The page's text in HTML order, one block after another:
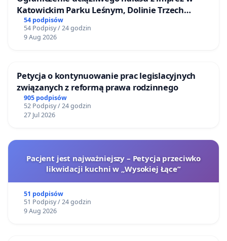
Katowickim Parku Leśnym, Dolinie Trzech
Stawów i na Lotnisku Muchowiec
54 podpisów
54 Podpisy / 24 godzin
9 Aug 2026
Petycja o kontynuowanie prac legislacyjnych
związanych z reformą prawa rodzinnego
905 podpisów
52 Podpisy / 24 godzin
27 Jul 2026
Pacjent jest najważniejszy – Petycja przeciwko
likwidacji kuchni w „Wysokiej Łące”
51 podpisów
51 Podpisy / 24 godzin
9 Aug 2026